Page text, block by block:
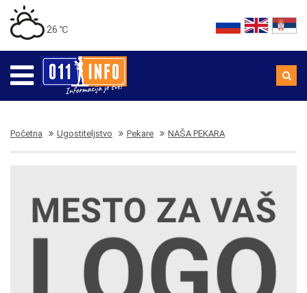
26 ℃
Početna Ugostiteljstvo Pekare NAŠA PEKARA